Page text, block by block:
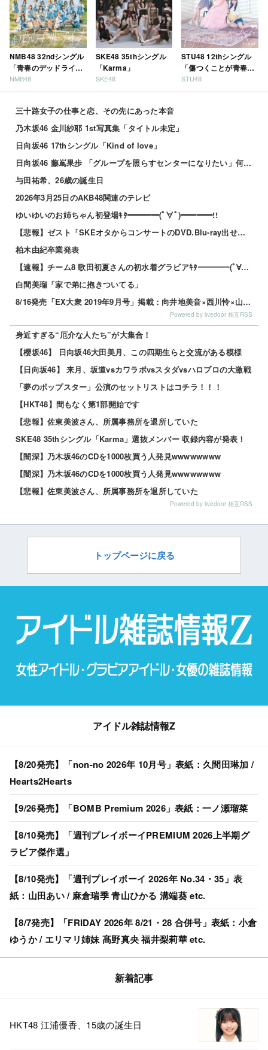
NMB48 32ndシングル
「青春のデッドライ
ン」
NMB48
SKE48 35thシングル
「Karma」
SKE48
STU48 12thシングル
「傷つくことが青春
だ」
STU48
三十路女子の仕事と恋、その先にあった本音
乃木坂46 金川紗耶 1st写真集「タイトル未定」
日向坂46 17thシングル「Kind of love」
日向坂46 藤嶌果歩 「グループを照らすセンターになりたい」何倍もキラキラしたかほりんが降臨【坂道の...
与田祐希、26歳の誕生日
2026年3月25日のAKB48関連のテレビ
ゆいゆいのお姉ちゃん初登場ｷﾀ━━━━(ﾟ∀ﾟ)━━━━!!
【悲報】ゼスト「SKEオタからコンサートのDVD.Blu-ray出せって言われたが2千かかるしペイで...
柏木由紀卒業発表
【速報】チーム8 歌田初夏さんの初水着グラビアｷﾀ━━━━(ﾟ∀ﾟ)━━━━!!
白間美瑠「家で弟に抱きついてる」
8/16発売「EX大衆 2019年9月号」掲載：向井地美音×西川怜×山内瑞葵（AKB48）、村瀬紗英...
Powered by livedoor 相互RSS
身近すぎる“厄介な人たち”が大集合！
【櫻坂46】 日向坂46大田美月、この四期生らと交流がある模様
【日向坂46】 来月、坂道vsカワラボvsスタダvsハロプロの大激戦
「夢のポップスター」公演のセットリストはコチラ！！！
【HKT48】間もなく第1部開始です
【悲報】佐東美波さん、所属事務所を退所していた
SKE48 35thシングル「Karma」選抜メンバー 収録内容が発表！
【闇深】乃木坂46のCDを1000枚買う人発見wwwwwwww
【闇深】乃木坂46のCDを1000枚買う人発見wwwwwwww
【悲報】佐東美波さん、所属事務所を退所していた
Powered by livedoor 相互RSS
トップページに戻る
アイドル雑誌情報Z
【8/20発売】「non-no 2026年 10月号」表紙：久間田琳加 /
Hearts2Hearts
【9/26発売】「BOMB Premium 2026」表紙：一ノ瀬瑠菜
【8/10発売】「週刊プレイボーイPREMIUM 2026上半期グ
ラビア傑作選」
【8/10発売】「週刊プレイボーイ 2026年 No.34・35」表
紙：山田あい / 麻倉瑞季 青山ひかる 溝端葵 etc.
【8/7発売】「FRIDAY 2026年 8/21・28 合併号」表紙：小倉
ゆうか / エリマリ姉妹 髙野真央 福井梨莉華 etc.
新着記事
HKT48 江浦優香、15歳の誕生日